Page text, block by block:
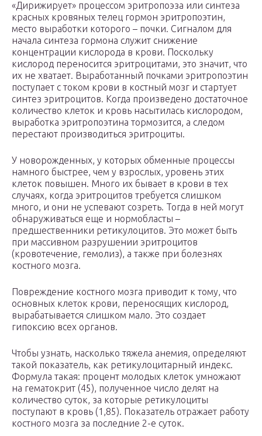
«Дирижирует» процессом эритропоэза или синтеза
красных кровяных телец гормон эритропоэтин,
место выработки которого – почки. Сигналом для
начала синтеза гормона служит снижение
концентрации кислорода в крови. Поскольку
кислород переносится эритроцитами, это значит, что
их не хватает. Выработанный почками эритропоэтин
поступает с током крови в костный мозг и стартует
синтез эритроцитов. Когда произведено достаточное
количество клеток и кровь насытилась кислородом,
выработка эритропоэтина тормозится, а следом
перестают производиться эритроциты.
У новорожденных, у которых обменные процессы
намного быстрее, чем у взрослых, уровень этих
клеток повышен. Много их бывает в крови в тех
случаях, когда эритроцитов требуется слишком
много, и они не успевают созреть. Тогда в ней могут
обнаруживаться еще и нормобласты –
предшественники ретикулоцитов. Это может быть
при массивном разрушении эритроцитов
(кровотечение, гемолиз), а также при болезнях
костного мозга.
Повреждение костного мозга приводит к тому, что
основных клеток крови, переносящих кислород,
вырабатывается слишком мало. Это создает
гипоксию всех органов.
Чтобы узнать, насколько тяжела анемия, определяют
такой показатель, как ретикулоцитарный индекс.
Формула такая: процент молодых клеток умножают
на гематокрит (45), полученное число делят на
количество суток, за которые ретикулоциты
поступают в кровь (1,85). Показатель отражает работу
костного мозга за последние 2-е суток.